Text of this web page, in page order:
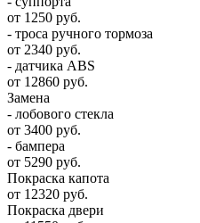
от 1250 руб.
- троса ручного тормоза
от 2340 руб.
- датчика ABS
от 12860 руб.
Замена
- лобового стекла
от 3400 руб.
- бампера
от 5290 руб.
Покраска капота
от 12320 руб.
Покраска двери